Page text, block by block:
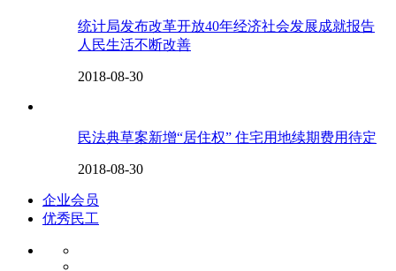
统计局发布改革开放40年经济社会发展成就报告
人民生活不断改善
2018-08-30
民法典草案新增“居住权” 住宅用地续期费用待定
2018-08-30
企业会员
优秀民工